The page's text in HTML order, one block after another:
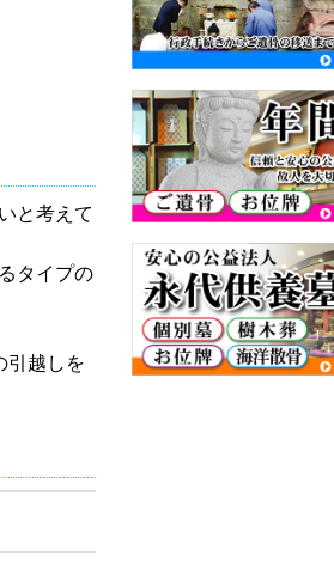
と考えて
タイプの
引越しを